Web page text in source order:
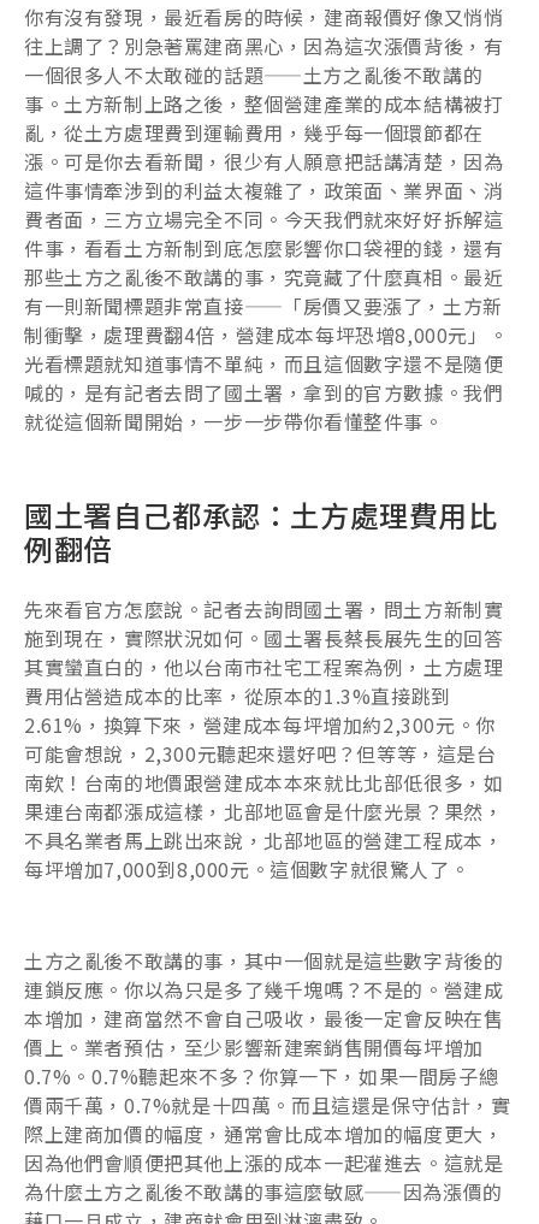
你有沒有發現，最近看房的時候，建商報價好像又悄悄
往上調了？別急著罵建商黑心，因為這次漲價背後，有
一個很多人不太敢碰的話題——土方之亂後不敢講的
事。土方新制上路之後，整個營建產業的成本結構被打
亂，從土方處理費到運輸費用，幾乎每一個環節都在
漲。可是你去看新聞，很少有人願意把話講清楚，因為
這件事情牽涉到的利益太複雜了，政策面、業界面、消
費者面，三方立場完全不同。今天我們就來好好拆解這
件事，看看土方新制到底怎麼影響你口袋裡的錢，還有
那些土方之亂後不敢講的事，究竟藏了什麼真相。最近
有一則新聞標題非常直接——「房價又要漲了，土方新
制衝擊，處理費翻4倍，營建成本每坪恐增8,000元」。
光看標題就知道事情不單純，而且這個數字還不是隨便
喊的，是有記者去問了國土署，拿到的官方數據。我們
就從這個新聞開始，一步一步帶你看懂整件事。
國土署自己都承認：土方處理費用比
例翻倍
先來看官方怎麼說。記者去詢問國土署，問土方新制實
施到現在，實際狀況如何。國土署長蔡長展先生的回答
其實蠻直白的，他以台南市社宅工程案為例，土方處理
費用佔營造成本的比率，從原本的1.3%直接跳到
2.61%，換算下來，營建成本每坪增加約2,300元。你
可能會想說，2,300元聽起來還好吧？但等等，這是台
南欸！台南的地價跟營建成本本來就比北部低很多，如
果連台南都漲成這樣，北部地區會是什麼光景？果然，
不具名業者馬上跳出來說，北部地區的營建工程成本，
每坪增加7,000到8,000元。這個數字就很驚人了。
土方之亂後不敢講的事，其中一個就是這些數字背後的
連鎖反應。你以為只是多了幾千塊嗎？不是的。營建成
本增加，建商當然不會自己吸收，最後一定會反映在售
價上。業者預估，至少影響新建案銷售開價每坪增加
0.7%。0.7%聽起來不多？你算一下，如果一間房子總
價兩千萬，0.7%就是十四萬。而且這還是保守估計，實
際上建商加價的幅度，通常會比成本增加的幅度更大，
因為他們會順便把其他上漲的成本一起灌進去。這就是
為什麼土方之亂後不敢講的事這麼敏感——因為漲價的